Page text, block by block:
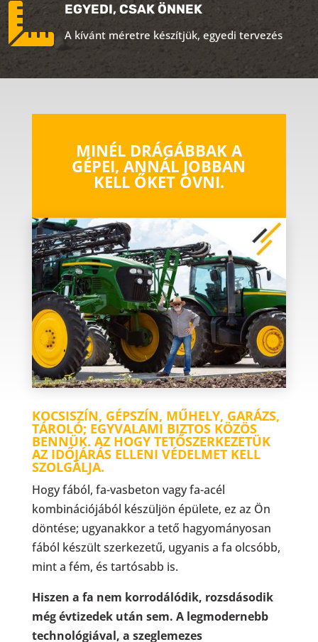
 EGYEDI, CSAK ÖNNEK
A kívánt méretre készítjük, egyedi tervezés
MINÉL DRÁGÁBBAK A
GÉPEI, ANNÁL JOBBAN
KELL ŐKET ÓVNI.
KOCSISZÍN, GÉPSZÍN, MŰHELY, GARÁZS,
TÁROLÓ; EGYVALAMI BIZTOS KÖZÖS
BENNÜK. AZ HOGY TETŐSZERKEZETÜK
AZ IDŐJÁRÁS ELLENI VÉDELMET KELL
SZOLGÁLJA.
Hogy fából, fa-vasbeton vagy fa-acél
kombinációjából készüljön épülete, ez az Ön
döntése; ugyanakkor a tető hagyományosan
fából készült szerkezetű, ugyanis a fa olcsóbb,
mint a fém, és tartósabb is.
Hiszen a fa nem korrodálódik, rozsdásodik
még évtizedek után sem. A legmodernebb
technológiával, a szeglemezes